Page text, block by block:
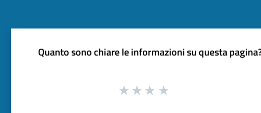
Quanto sono chiare le informazioni su questa